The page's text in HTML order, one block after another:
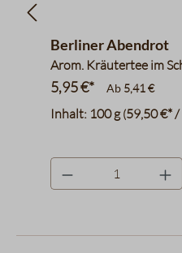
Berliner Abendrot
Arom. Kräutertee im
Inhalt: 100 g(59,50 €*
5,95 €* Ab 5,41 €
product.quantityLabel